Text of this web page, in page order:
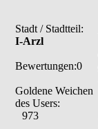
Stadt / Stadtteil:
I-Arzl
Bewertungen:0
Goldene Weichen
des Users:
973